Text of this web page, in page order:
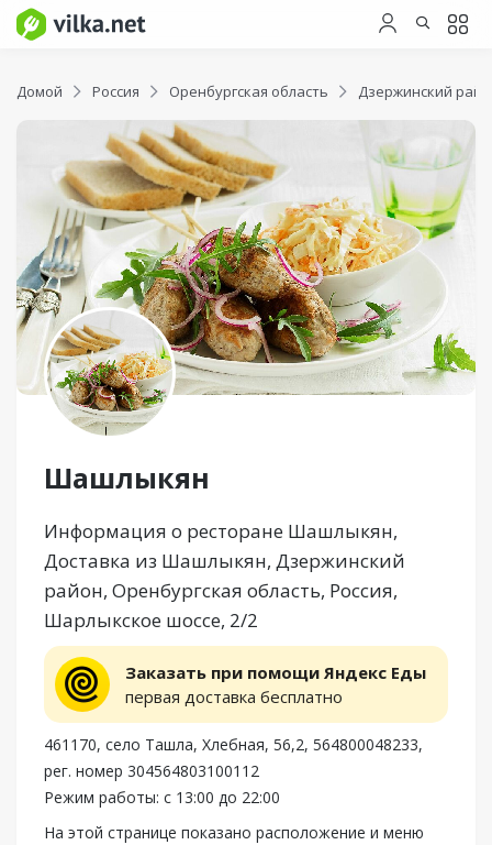
Домой Россия Оренбургская область Дзержинский
Шашлыкян
Информация о ресторане Шашлыкян,
Доставка из Шашлыкян, Дзержинский
район, Оренбургская область, Россия,
Шарлыкское шоссе, 2/2
Заказать при помощи Яндекс Еды
первая доставка бесплатно
461170, село Ташла, Хлебная, 56,2, 564800048233,
рег. номер 304564803100112
Режим работы: с 13:00 до 22:00
На этой странице показано расположение и меню